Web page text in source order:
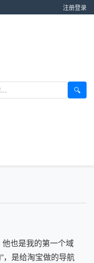
注册登录
🔍
也是我的第一个域
，是给淘宝做的导航